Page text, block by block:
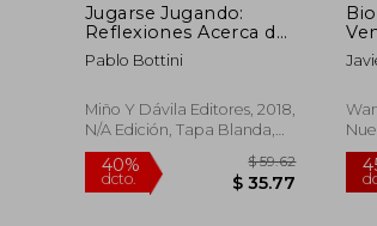
Jugarse Jugando:
Reflexiones Acerca del
Juego Corporal en
Psicomotricidad
Pablo Bottini
Miño Y Dávila Editores, 2018,
N/A Edición, Tapa Blanda,
Nuevo